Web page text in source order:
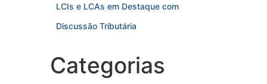
LCIs e LCAs em Destaque com
Discussão Tributária
Categorias